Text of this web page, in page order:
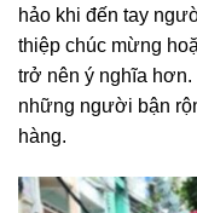
hảo khi đến tay
thiệp chúc mừng
trở nên ý nghĩa
những người bận
hàng.